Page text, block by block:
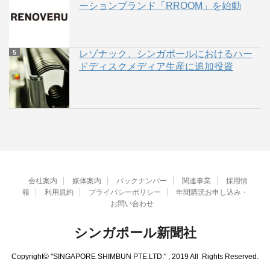
ーションブランド「RROOM」を始動
レゾナック、シンガポールにおけるハー
ドディスクメディア生産に追加投資
会社案内 媒体案内 バックナンバー 関連事業
採用情
報
利用規約 プライバシーポリシー
年間購読お申し込み・
お問い合わせ
シンガポール新聞社
Copyright© "SINGAPORE SHIMBUN PTE.LTD." , 2019 All Rights Reserved.